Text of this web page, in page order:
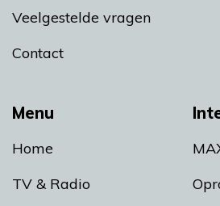
Menu
Home
TV & Radio
Veelgestelde vragen
Contact